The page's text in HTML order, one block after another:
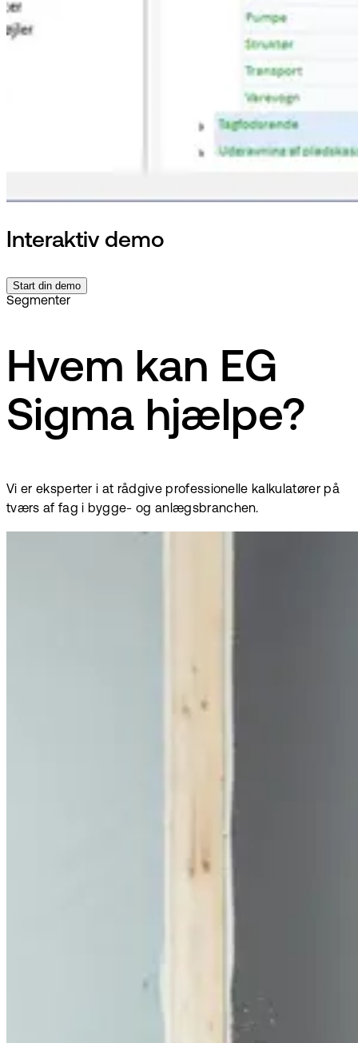
Interaktiv demo
Start din demo
Segmenter
Hvem kan EG
Sigma hjælpe?
Vi er eksperter i at rådgive professionelle kalkulatører på
tværs af fag i bygge- og anlægsbranchen.